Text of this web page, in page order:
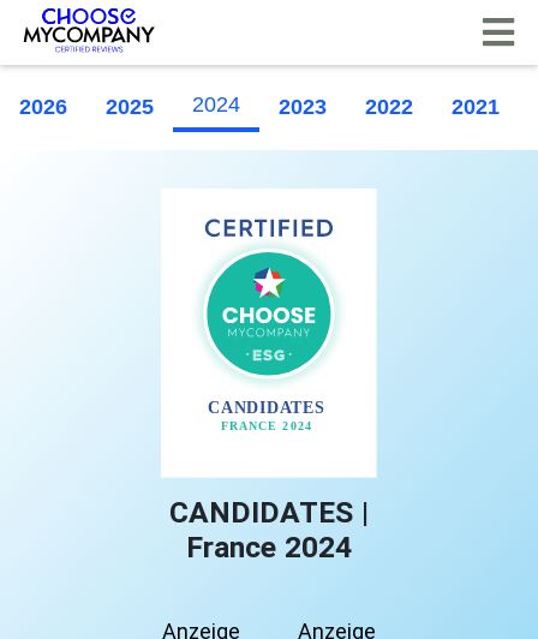
2026 2025 2024 2023 2022 2021
CANDIDATES |
France 2024
Anzeige
Anzeige
Cookie-Einstellungen